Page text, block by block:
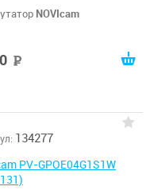
NOVIcam
134277
PV-GPOE04G1S1W